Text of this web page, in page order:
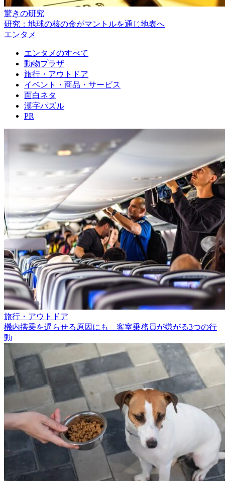
驚きの研究
研究：地球の核の金がマントルを通じ地表へ
エンタメ
エンタメのすべて
動物プラザ
旅行・アウトドア
イベント・商品・サービス
面白ネタ
漢字パズル
PR
旅行・アウトドア
機内搭乗を遅らせる原因にも 客室乗務員が嫌がる3つの行
動